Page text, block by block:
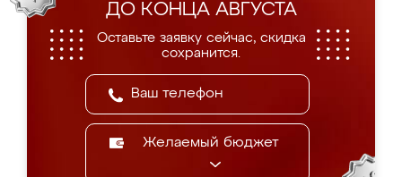
ДО КОНЦА АВГУСТА
Оставьте заявку сейчас, скидка
сохранится.
Желаемый бюджет